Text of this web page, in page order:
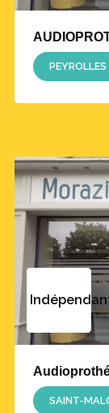
PEYROLLES
SAINT-